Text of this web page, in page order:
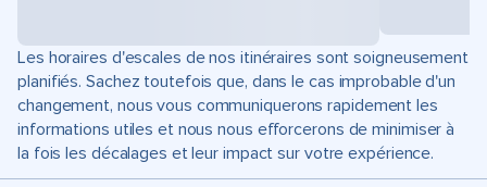
Les horaires d'escales de nos itinéraires sont soigneusement
planifiés. Sachez toutefois que, dans le cas improbable d'un
changement, nous vous communiquerons rapidement les
informations utiles et nous nous efforcerons de minimiser à
la fois les décalages et leur impact sur votre expérience.